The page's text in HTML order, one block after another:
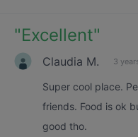
"Excellent"
Claudia M. 3
Super cool place.
friends. Food is ok
good tho.